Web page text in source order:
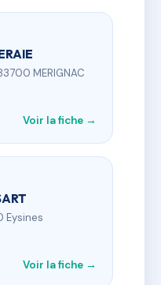
MERIGNAC
Voir la fiche →
Eysines
Voir la fiche →